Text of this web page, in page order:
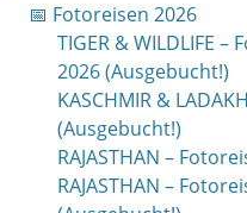
📅 Fotoreisen 2026
TIGER & WILDLIFE
2026 (Ausgebucht!)
KASCHMIR &
(Ausgebucht!)
RAJASTHAN –
RAJASTHAN –